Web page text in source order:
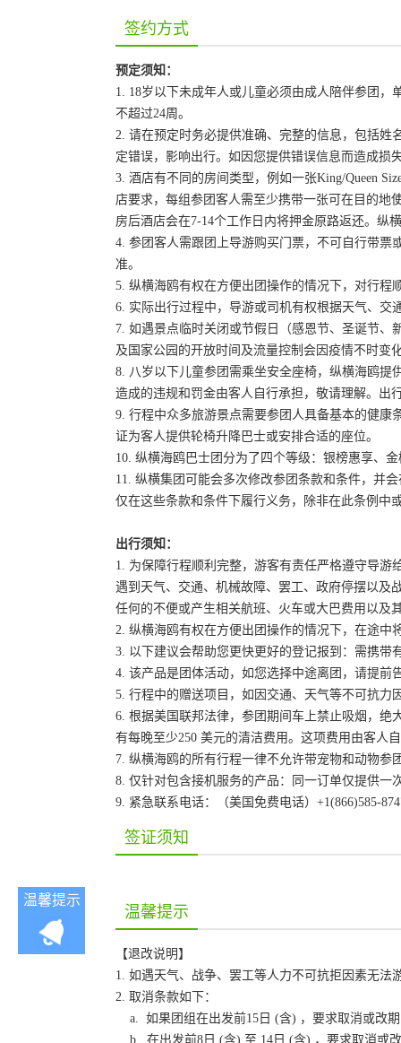
签约方式
预定须知：
1. 18岁以下未成年人或儿童必须由成人陪伴参团
不超过24周。
2. 请在预定时务必提供准确、完整的信息，包括
定错误，影响出行。如因您提供错误信息而造成损
3. 酒店有不同的房间类型，例如一张King/Queen
店要求，每组参团客人需至少携带一张可在目的地
房后酒店会在7-14个工作日内将押金原路返还。纵
4. 参团客人需跟团上导游购买门票，不可自行带票
准。
5. 纵横海鸥有权在方便出团操作的情况下，对行
6. 实际出行过程中，导游或司机有权根据天气、
7. 如遇景点临时关闭或节假日（感恩节、圣诞节
及国家公园的开放时间及流量控制会因疫情不时变
8. 八岁以下儿童参团需乘坐安全座椅，纵横海鸥提
造成的违规和罚金由客人自行承担，敬请理解。出
9. 行程中众多旅游景点需要参团人具备基本的健
证为客人提供轮椅升降巴士或安排合适的座位。
10. 纵横海鸥巴士团分为了四个等级：银榜惠享、
11. 纵横集团可能会多次修改参团条款和条件，并
仅在这些条款和条件下履行义务，除非在此条例中
出行须知：
1. 为保障行程顺利完整，游客有责任严格遵守导
遇到天气、交通、机械故障、罢工、政府停摆以及
任何的不便或产生相关航班、火车或大巴费用以及
2. 纵横海鸥有权在方便出团操作的情况下，在途
3. 以下建议会帮助您更快更好的登记报到：需携
4. 该产品是团体活动，如您选择中途离团，请提
5. 行程中的赠送项目，如因交通、天气等不可抗
6. 根据美国联邦法律，参团期间车上禁止吸烟，
有每晚至少250 美元的清洁费用。这项费用由客人
7. 纵横海鸥的所有行程一律不允许带宠物和动物参
8. 仅针对包含接机服务的产品：同一订单仅提供
9. 紧急联系电话：（美国免费电话）+1(866)585-
签证须知
温馨提示
温馨提示
【退改说明】
1. 如遇天气、战争、罢工等人力不可抗拒因素无
2. 取消条款如下：
a. 如果团组在出发前15日 (含) ，要求取消或改
b. 在出发前8日 (含) 至 14日 (含) ，要求取消或